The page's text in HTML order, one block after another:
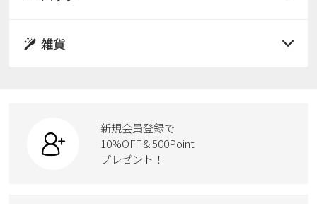
スニーカー
カジュアルシューズ
ワークシューズ
ローファー
サンダル
スクール
ボディバッグ
ハンドバッグ
雑貨
ケア用品
新規会員登録で
10%OFF & 500Point
プレゼント！